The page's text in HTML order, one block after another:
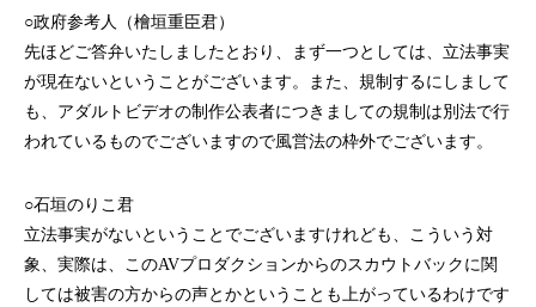
○政府参考人（檜垣重臣君）
先ほどご答弁いたしましたとおり、まず一つとしては、立法事実
が現在ないということがございます。また、規制するにしまして
も、アダルトビデオの制作公表者につきましての規制は別法で行
われているものでございますので風営法の枠外でございます。
○石垣のりこ君
立法事実がないということでございますけれども、こういう対
象、実際は、このAVプロダクションからのスカウトバックに関
しては被害の方からの声とかということも上がっているわけです